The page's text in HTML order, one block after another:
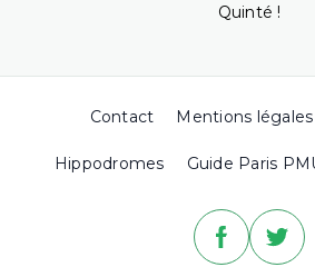
Quinté !
Contact Mentions légales
Hippodromes Guide Paris